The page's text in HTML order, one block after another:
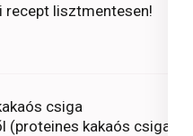
recept lisztmentesen!
csiga
(proteines kakaós csiga)